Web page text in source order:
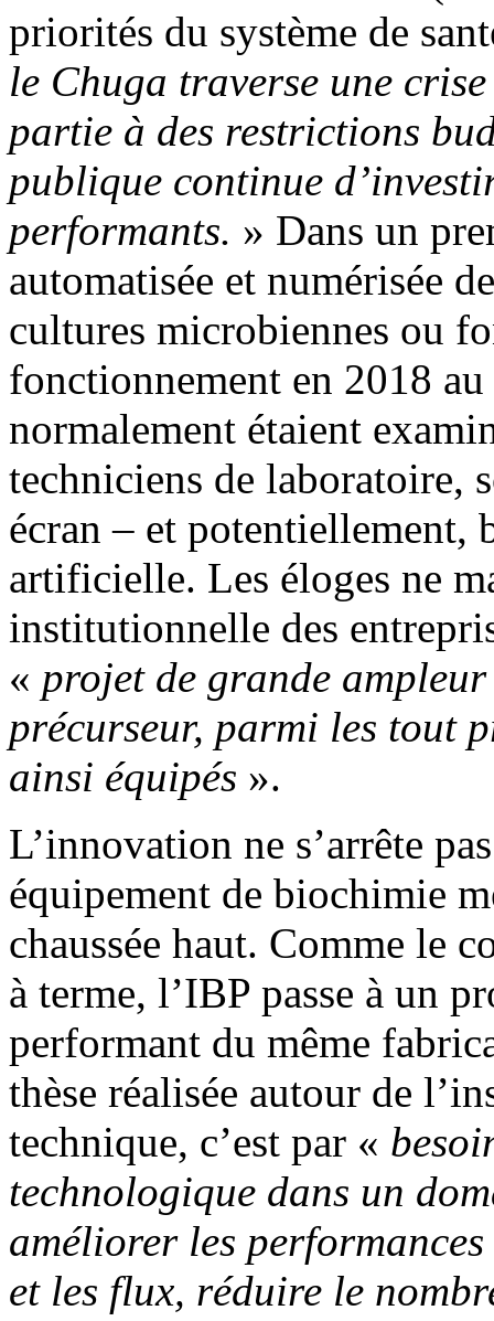
priorités du système de
le Chuga traverse une
partie à des restrictions
publique continue
performants. » Dans un
automatisée et numérisée
cultures microbiennes ou
fonctionnement en 2018
normalement étaient
techniciens de laboratoire,
écran – et potentiellement,
artificielle. Les éloges ne
institutionnelle des
« projet de grande
précurseur, parmi les tout
ainsi équipés ».
L’innovation ne s’arrête
équipement de biochimie
chaussée haut. Comme le
à terme, l’IBP passe à un
performant du même
thèse réalisée autour de
technique, c’est par «
technologique dans un
améliorer les
et les flux, réduire le